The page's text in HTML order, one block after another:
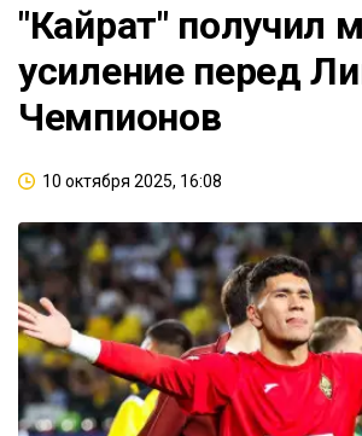
"Кайрат" получил
усиление перед
Чемпионов
10 октября 2025, 16:08